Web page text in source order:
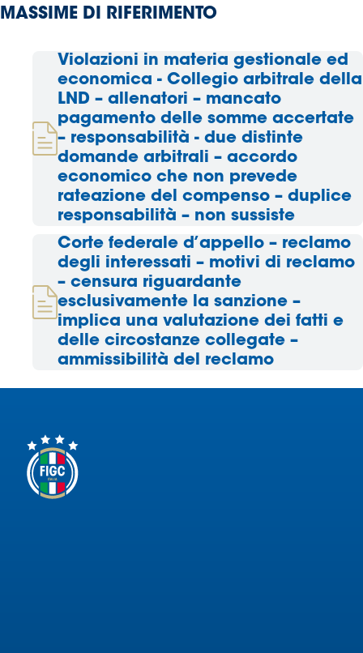
Whistleblowing
Contatti
Assicurazione
Social media
MASSIME DI RIFERIMENTO
Violazioni in materia gestionale ed
economica - Collegio arbitrale della
LND – allenatori – mancato
pagamento delle somme accertate
– responsabilità - due distinte
domande arbitrali – accordo
economico che non prevede
rateazione del compenso – duplice
responsabilità – non sussiste
Corte federale d’appello – reclamo
degli interessati – motivi di reclamo
– censura riguardante
esclusivamente la sanzione –
implica una valutazione dei fatti e
delle circostanze collegate –
ammissibilità del reclamo